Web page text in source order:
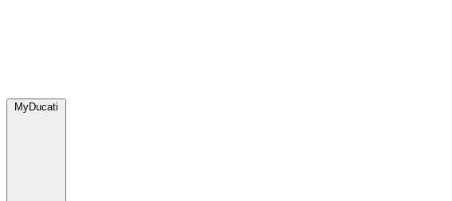
MyDucati